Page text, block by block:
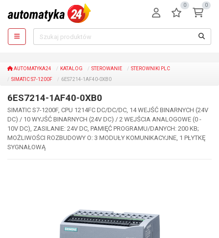
0 0
AUTOMATYKA24 KATALOG STEROWANIE
STEROWNIKI PLC
SIMATIC S7-1200F
6ES7214-1AF40-0XB0
6ES7214-1AF40-0XB0
SIMATIC S7-1200F, CPU 1214FC DC/DC/DC, 14 WEJŚĆ BINARNYCH (24V
DC) / 10 WYJŚĆ BINARNYCH (24V DC) / 2 WEJŚCIA ANALOGOWE (0 -
10V DC), ZASILANIE: 24V DC, PAMIĘĆ PROGRAMU/DANYCH: 200 KB;
MOŻLIWOŚCI ROZBUDOWY O: 3 MODUŁY KOMUNIKACYJNE, 1 PŁYTKĘ
SYGNAŁOWĄ